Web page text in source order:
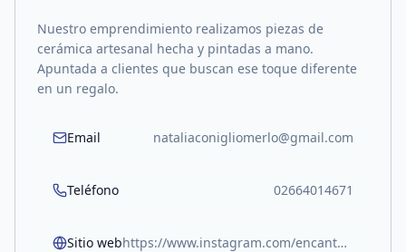
Nuestro emprendimiento realizamos piezas de
cerámica artesanal hecha y pintadas a mano.
Apuntada a clientes que buscan ese toque diferente
en un regalo.
Email nataliaconigliomerlo@gmail.com
Teléfono 02664014671
Sitio web https://www.instagram.com/encantoceramicaydeco/